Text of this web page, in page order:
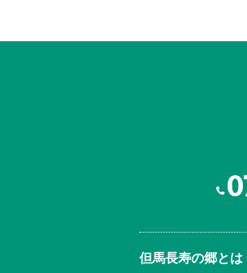
但馬⾧寿の郷とは